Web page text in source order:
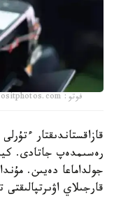
فوتو: depositphotos.com
قازاقستاندىقتار
رەسىمدەپ جاتادى.
جولداماعا دەيىن.
قارجىلاي